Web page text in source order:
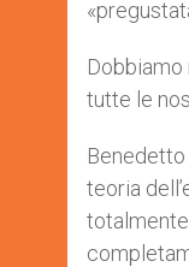
tutte le
teoria
totalmente